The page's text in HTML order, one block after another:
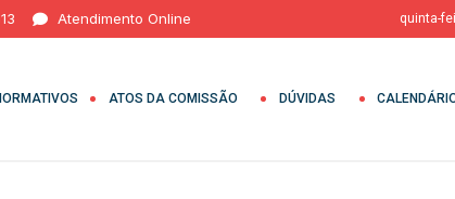
Atendimento Online quinta-
ATOS DA COMISSÃO DÚVIDAS